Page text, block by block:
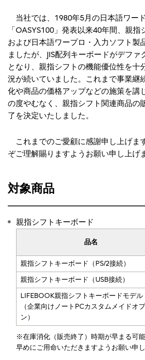
当社では、1980年5月の日本語ワー
「OASYS100」発表以来40年間、親指
および日本語ワープロ・入力ソフト製
ましたが、JIS配列キーボードがデファ
となり、親指シフトの機能優位性を十
況が続いていました。これまで事業継
化や商品の価格アップなどの施策を講
の度やむなく、親指シフト関連商品の
了を決定いたしました。
これまでのご愛顧に感謝申し上げま
ぞご理解賜りますようお願い申し上げ
対象商品
親指シフトキーボード
品名
親指シフトキーボード（PS/2接続）
親指シフトキーボード（USB接続）
LIFEBOOK親指シフトキーボードモデル
（企業向けノートPCカスタムメイドオ
ン）
※在庫消化（販売終了）時期が早まる可
早めにご用命いただきますようお願い申し